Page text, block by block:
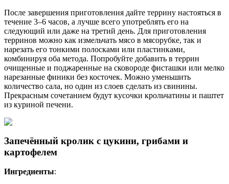
После завершения приготовления дайте террину настояться в
течение 3–6 часов, а лучше всего употреблять его на
следующий или даже на третий день. Для приготовления
терринов можно как измельчать мясо в мясорубке, так и
нарезать его тонкими полосками или пластинками,
комбинируя оба метода. Попробуйте добавить в террин
очищенные и поджаренные на сковороде фисташки или мелко
нарезанные финики без косточек. Можно уменьшить
количество сала, но один из слоев сделать из свинины.
Прекрасным сочетанием будут кусочки крольчатины и паштет
из куриной печени.
Запечённый кролик с цукини, грибами и
картофелем
Ингредиенты: